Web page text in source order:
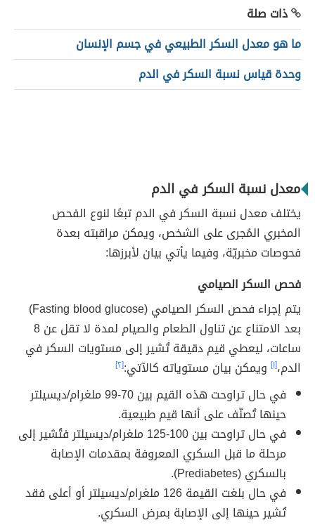
ذات صلة
ما هو معدل السكر الطبيعي في جسم الإنسان
وحدة قياس نسبة السكر في الدم
معدل نسبة السكر في الدم
يختلف معدل نسبة السكر في الدم تبعًا لنوع الفحص
المخبري المُجرى على الشخص، ويمكن مراقبته بعدة
فحوصات مخبريّة، وفيما يأتي بيان لأبرزها:
فحص السكر الصيامي
يتم إجراء فحص السكر الصيامي (Fasting blood glucose)
بعد الامتناع عن تناول الطعام والصيام لمدة لا تقل عن 8
ساعات، ليعطي قيم دقيقة تُشير إلى مستويات السكر في
الدم،[١] ويمكن بيان مستوياته كالآتي:[٢]
في حال تراوحت هذه القيم بين 70-99 ملغرام/ديسيلتر
حينها تُصنّف على أنها قيم طبيعية.
في حال تراوحت بين 100-125 ملغرام/ديسيلتر فتُشير إلى
مرحلة ما قبل السكري المعروفة بمقدمات الإصابة
بالسكري (Prediabetes).
في حال بلغت القيمة 126 ملغرام/ديسيلتر أو أعلى فقد
تُشير حينها إلى الإصابة بمرض السكري.